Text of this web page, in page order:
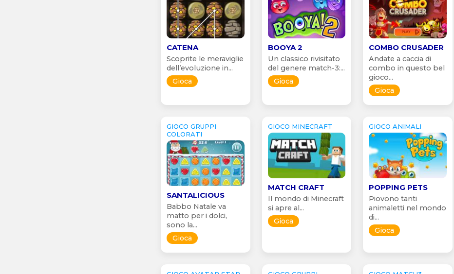
CATENA
Scoprite le meraviglie
dell’evoluzione in...
Gioca
BOOYA 2
Un classico rivisitato
del genere match-3:...
Gioca
COMBO CRUSADER
Andate a caccia di
combo in questo bel
gioco...
Gioca
GIOCO GRUPPI
COLORATI
SANTALICIOUS
Babbo Natale va
matto per i dolci,
sono la...
Gioca
GIOCO MINECRAFT
MATCH CRAFT
Il mondo di Minecraft
si apre al...
Gioca
GIOCO ANIMALI
POPPING PETS
Piovono tanti
animaletti nel mondo
di...
Gioca